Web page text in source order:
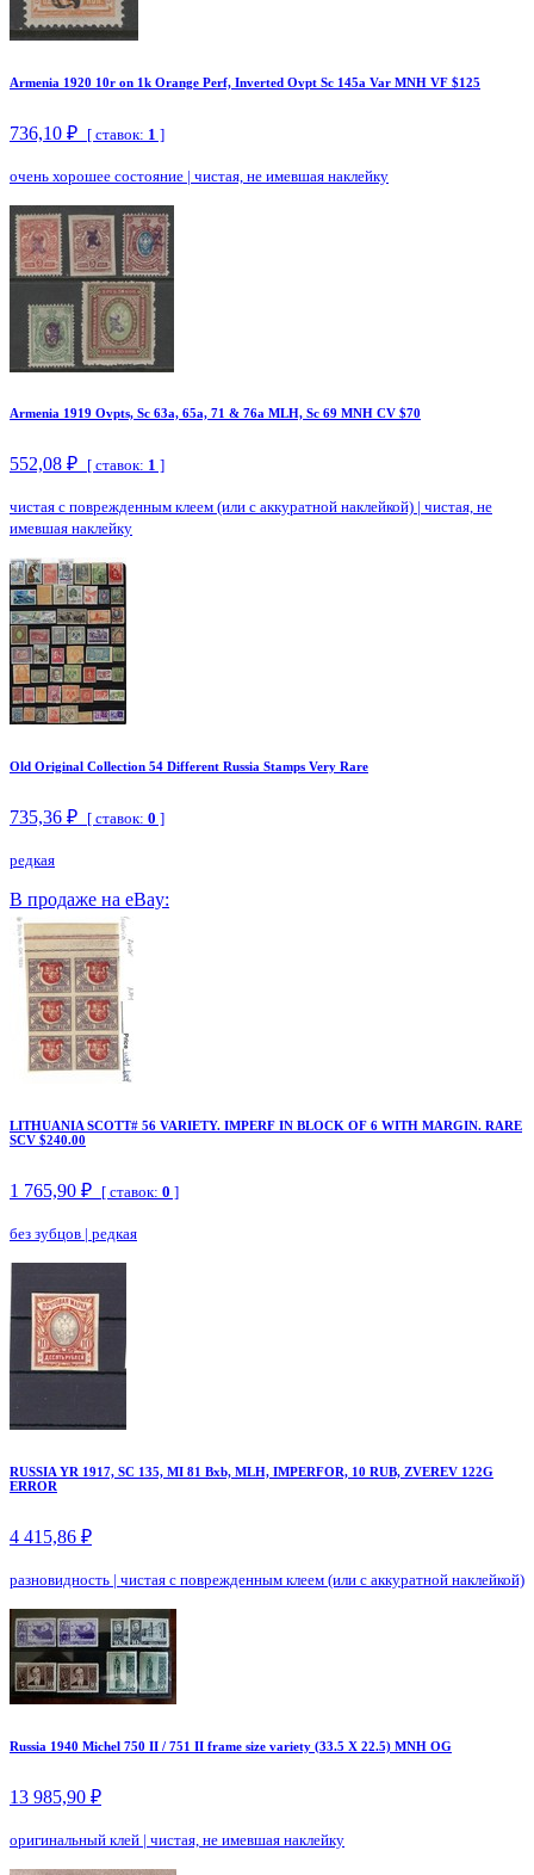
Armenia 1920 10r on 1k Orange Perf, Inverted Ovpt Sc 145a Var MNH VF $125
736,10 ₽ [ ставок: 1 ]
очень хорошее состояние | чистая, не имевшая наклейку
Armenia 1919 Ovpts, Sc 63a, 65a, 71 & 76a MLH, Sc 69 MNH CV $70
552,08 ₽ [ ставок: 1 ]
чистая с поврежденным клеем (или с аккуратной наклейкой) | чистая, не
имевшая наклейку
Old Original Collection 54 Different Russia Stamps Very Rare
735,36 ₽ [ ставок: 0 ]
редкая
В продаже на eBay:
LITHUANIA SCOTT# 56 VARIETY. IMPERF IN BLOCK OF 6 WITH MARGIN. RARE
SCV $240.00
1 765,90 ₽ [ ставок: 0 ]
без зубцов | редкая
RUSSIA YR 1917, SC 135, MI 81 Bxb, MLH, IMPERFOR, 10 RUB, ZVEREV 122G
ERROR
4 415,86 ₽
разновидность | чистая с поврежденным клеем (или с аккуратной наклейкой)
Russia 1940 Michel 750 II / 751 II frame size variety (33.5 X 22.5) MNH OG
13 985,90 ₽
оригинальный клей | чистая, не имевшая наклейку